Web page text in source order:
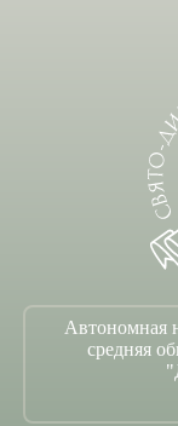
Автономная
средняя